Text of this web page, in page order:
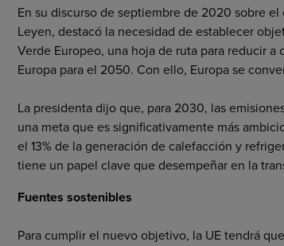
En su discurso de septiembre de 2020 sobre
Leyen, destacó la necesidad de establecer
Verde Europeo, una hoja de ruta para reducir
Europa para el 2050. Con ello, Europa se
La presidenta dijo que, para 2030, las
una meta que es significativamente más
el 13% de la generación de calefacción y
tiene un papel clave que desempeñar en la
Fuentes sostenibles
Para cumplir el nuevo objetivo, la UE tendrá